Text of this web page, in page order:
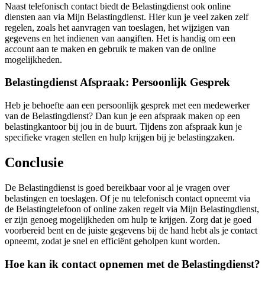
Naast telefonisch contact biedt de Belastingdienst ook online
diensten aan via Mijn Belastingdienst. Hier kun je veel zaken zelf
regelen, zoals het aanvragen van toeslagen, het wijzigen van
gegevens en het indienen van aangiften. Het is handig om een
account aan te maken en gebruik te maken van de online
mogelijkheden.
Belastingdienst Afspraak: Persoonlijk Gesprek
Heb je behoefte aan een persoonlijk gesprek met een medewerker
van de Belastingdienst? Dan kun je een afspraak maken op een
belastingkantoor bij jou in de buurt. Tijdens zon afspraak kun je
specifieke vragen stellen en hulp krijgen bij je belastingzaken.
Conclusie
De Belastingdienst is goed bereikbaar voor al je vragen over
belastingen en toeslagen. Of je nu telefonisch contact opneemt via
de Belastingtelefoon of online zaken regelt via Mijn Belastingdienst,
er zijn genoeg mogelijkheden om hulp te krijgen. Zorg dat je goed
voorbereid bent en de juiste gegevens bij de hand hebt als je contact
opneemt, zodat je snel en efficiënt geholpen kunt worden.
Hoe kan ik contact opnemen met de Belastingdienst?